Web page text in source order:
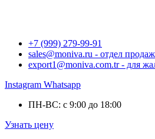
+7 (999) 279-99-91
sales@moniva.ru - отдел продаж
export1@moniva.com.tr - для
Instagram Whatsapp
ПН-ВС: с 9:00 до 18:00
Узнать цену